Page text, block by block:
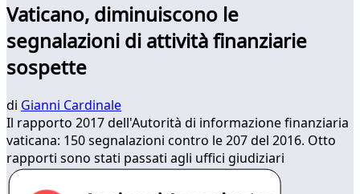
Vaticano, diminuiscono le
segnalazioni di attività finanziarie
sospette
di Gianni Cardinale
Il rapporto 2017 dell'Autorità di informazione finanziaria
vaticana: 150 segnalazioni contro le 207 del 2016. Otto
rapporti sono stati passati agli uffici giudiziari